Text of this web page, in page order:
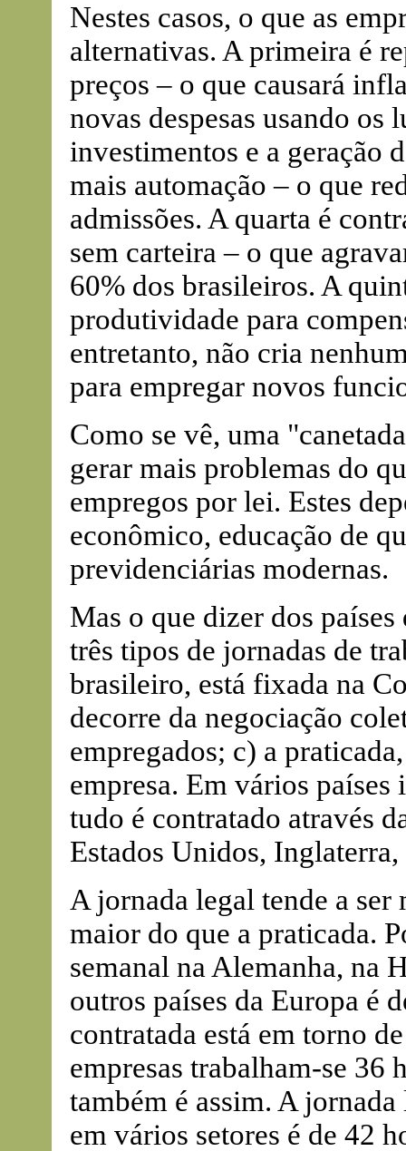
Nestes casos, o que as
alternativas. A primeira é
preços – o que causará
novas despesas usando
investimentos e a geração
mais automação – o que
admissões. A quarta é
sem carteira – o que
60% dos brasileiros. A
produtividade para
entretanto, não cria
para empregar novos
Como se vê, uma
gerar mais problemas do
empregos por lei. Estes
econômico, educação de
previdenciárias modernas.
Mas o que dizer dos
três tipos de jornadas de
brasileiro, está fixada na
decorre da negociação
empregados; c) a
empresa. Em vários
tudo é contratado através
Estados Unidos,
A jornada legal tende a ser
maior do que a praticada.
semanal na Alemanha, na
outros países da Europa é
contratada está em torno
empresas trabalham-se 36
também é assim. A
em vários setores é de 42